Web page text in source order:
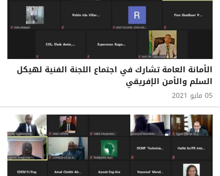
الأمانة العامة تشارك في اجتماع اللجنة الفنية لهيكل
السلم والأمن الإفريقي
05 مايو 2021